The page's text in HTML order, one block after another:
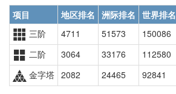
项目 地区排名 洲际排名 世界排名
三阶
4711 51573 150086
二阶
3064 33176 112580
金字塔 2082 24465 92841